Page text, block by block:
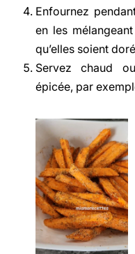
Enfournez
en les
qu’elles soient
Servez chaud
épicée, par